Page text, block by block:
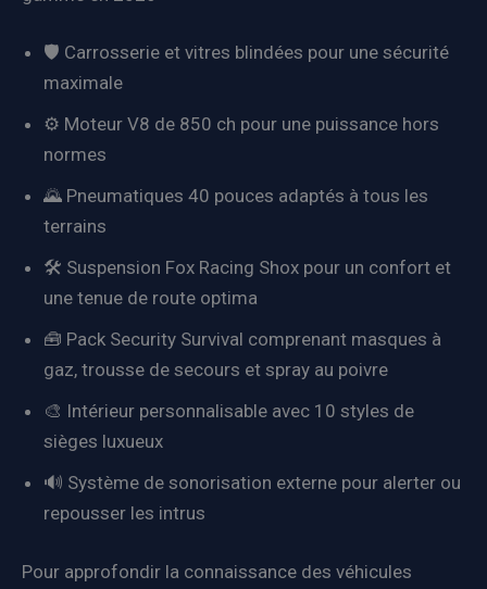
🛡️ Carrosserie et vitres blindées pour une sécurité
maximale
⚙️ Moteur V8 de 850 ch pour une puissance hors
normes
🌄 Pneumatiques 40 pouces adaptés à tous les
terrains
🛠️ Suspension Fox Racing Shox pour un confort et
une tenue de route optima
🧰 Pack Security Survival comprenant masques à
gaz, trousse de secours et spray au poivre
🎨 Intérieur personnalisable avec 10 styles de
sièges luxueux
🔊 Système de sonorisation externe pour alerter ou
repousser les intrus
Pour approfondir la connaissance des véhicules